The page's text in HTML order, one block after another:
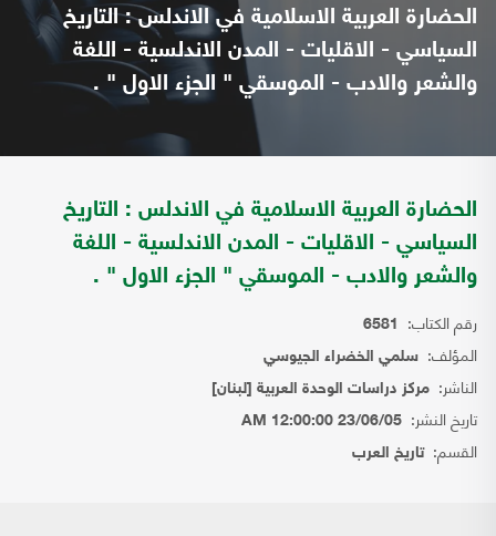
الحضارة العربية الاسلامية في الاندلس : التاريخ
السياسي - الاقليات - المدن الاندلسية - اللغة
والشعر والادب - الموسقي " الجزء الاول " .
الحضارة العربية الاسلامية في الاندلس : التاريخ
السياسي - الاقليات - المدن الاندلسية - اللغة
والشعر والادب - الموسقي " الجزء الاول " .
رقم الكتاب: 6581
المؤلف: سلمي الخضراء الجيوسي
الناشر: مركز دراسات الوحدة العربية [لبنان]
تاريخ النشر: 23/06/05 12:00:00 AM
القسم:تاريخ العرب